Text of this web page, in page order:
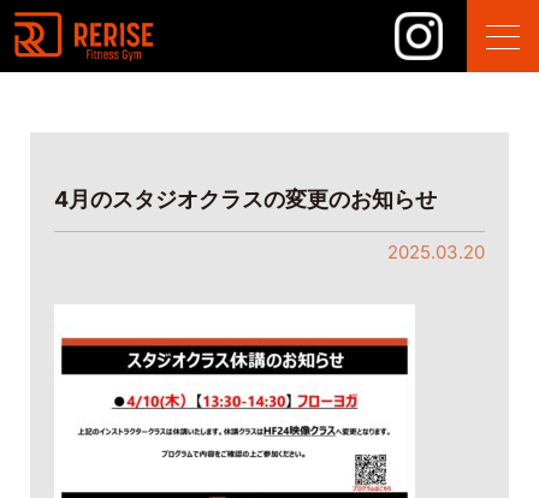
4月のスタジオクラスの変更のお知らせ
2025.03.20